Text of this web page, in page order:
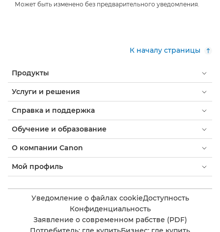
Может быть изменено без предварительного уведомления.
К началу страницы
Продукты
Услуги и решения
Справка и поддержка
Обучение и образование
О компании Canon
Мой профиль
Уведомление о файлах cookieДоступность
Конфиденциальность
Заявление о современном рабстве (PDF)